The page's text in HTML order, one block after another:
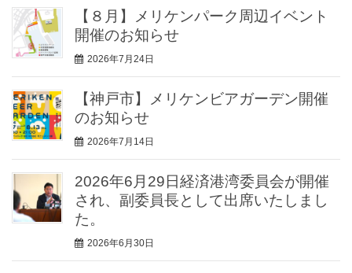
【８月】メリケンパーク周辺イベント
開催のお知らせ
2026年7月24日
【神戸市】メリケンビアガーデン開催
のお知らせ
2026年7月14日
2026年6月29日経済港湾委員会が開催
され、副委員長として出席いたしまし
た。
2026年6月30日